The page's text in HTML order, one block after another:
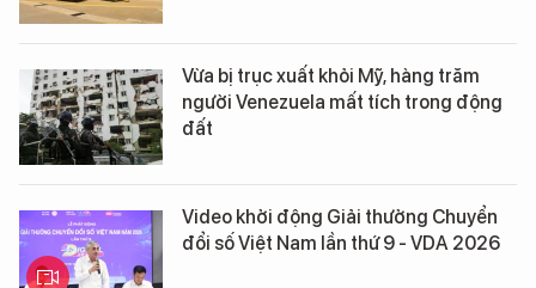
Vừa bị trục xuất khỏi Mỹ, hàng trăm
người Venezuela mất tích trong động
đất
Video khởi động Giải thưởng Chuyển
đổi số Việt Nam lần thứ 9 - VDA 2026